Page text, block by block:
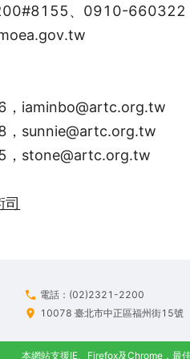
、0910-660322
iaminbo@artc.org.tw
sunnie@artc.org.tw
stone@artc.org.tw
司
電話：(02)2321-2200
10078 臺北市中正區福州街15號
本網站支援IE、Firefox及Chrome，